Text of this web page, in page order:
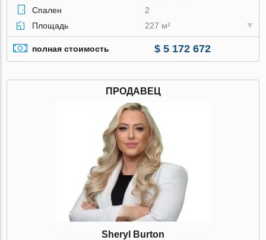
Спален
2
Площадь
227 м²
полная стоимость $ 5 172 672
ПРОДАВЕЦ
Sheryl Burton